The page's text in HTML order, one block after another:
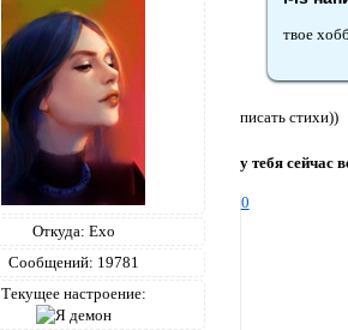
Откуда: Ехо
Сообщений: 19781
Текущее настроение:
твое
писать стихи))
у тебя сейчас
0